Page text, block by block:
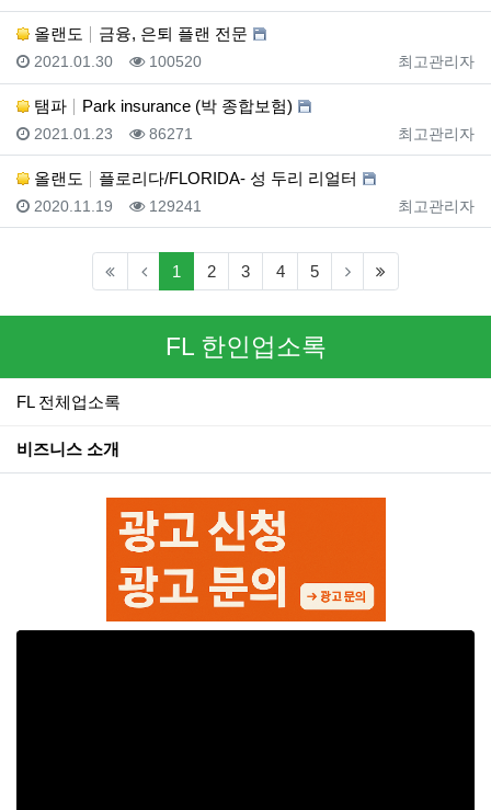
올랜도 금융, 은퇴 플랜 전문
등록자
최고관리자
등록일
2021.01.30 조회
100520
탬파 Park insurance (박 종합보험)
등록자
최고관리자
등록일
2021.01.23 조회
86271
올랜도 플로리다/FLORIDA- 성 두리 리얼터
등록자
최고관리자
등록일
2020.11.19 조회
129241
1 (current)
2 3 4 5
FL 한인업소록
FL 전체업소록
비즈니스 소개